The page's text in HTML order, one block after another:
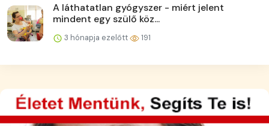
A láthatatlan gyógyszer - miért jelent
mindent egy szülő köz...
3 hónapja ezelőtt 191